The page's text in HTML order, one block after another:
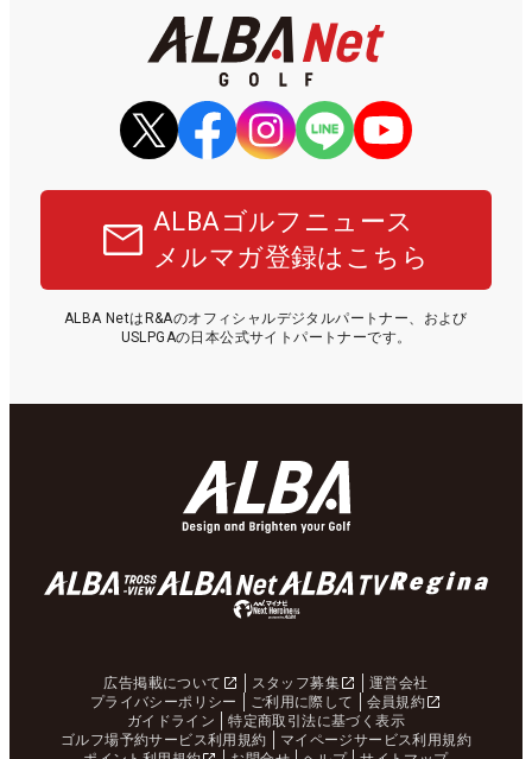
ALBAゴルフニュース
メルマガ登録はこちら
ALBA NetはR&Aのオフィシャルデジタルパートナー、および
USLPGAの日本公式サイトパートナーです。
広告掲載について スタッフ募集
運営会社
プライバシーポリシー
ご利用に際して
会員規約
ガイドライン
特定商取引法に基づく表示
ゴルフ場予約サービス利用規約
マイページサービス利用規約